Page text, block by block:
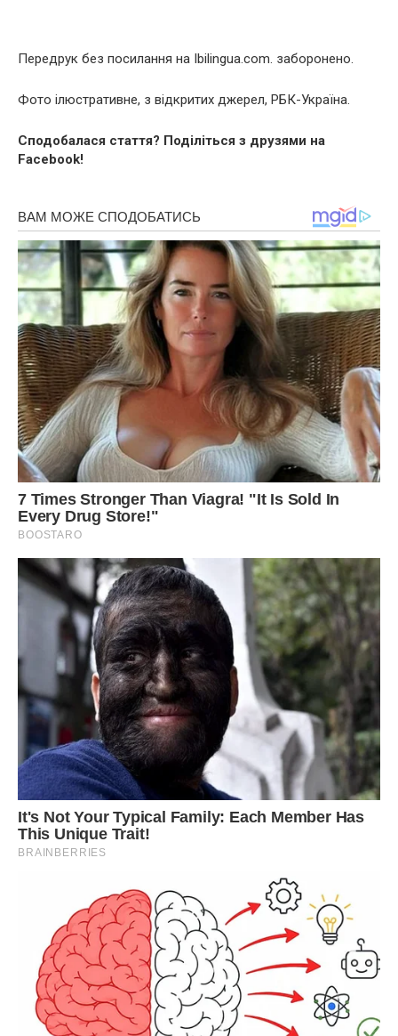
Передрук без посилання на Ibilingua.com. заборонено.
Фото ілюстративне, з відкритих джерел, РБК-Україна.
Сподобалася стаття? Поділіться з друзями на
Facebook!